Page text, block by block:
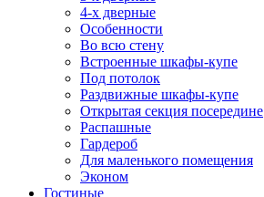
4-х дверные
Особенности
Во всю стену
Встроенные шкафы-купе
Под потолок
Раздвижные шкафы-купе
Открытая секция посередине
Распашные
Гардероб
Для маленького помещения
Эконом
Гостиные